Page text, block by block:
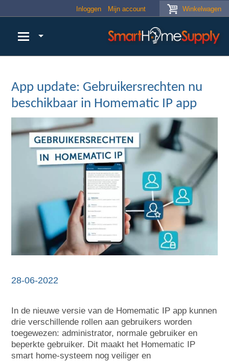
Winkelwagen
Inloggen Mijn account
App update: Gebruikersrechten nu
beschikbaar in Homematic IP app
28-06-2022
In de nieuwe versie van de Homematic IP app kunnen
drie verschillende rollen aan gebruikers worden
toegewezen: administrator, normale gebruiker en
beperkte gebruiker. Dit maakt het Homematic IP
smart home-systeem nog veiliger en